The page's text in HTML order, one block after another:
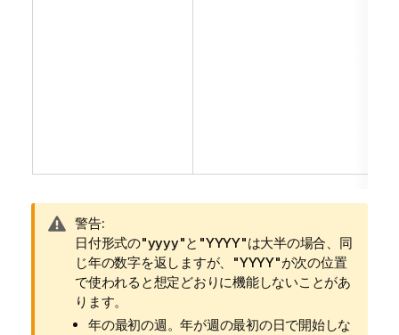
情
報
メ
モ
警告:
日付形式の"yyyy"と"YYYY"は大半の場合、同
じ年の数字を返しますが、"YYYY"が次の位置
で使われると想定どおりに機能しないことがあ
ります。
年の最初の週。年が週の最初の日で開始しな